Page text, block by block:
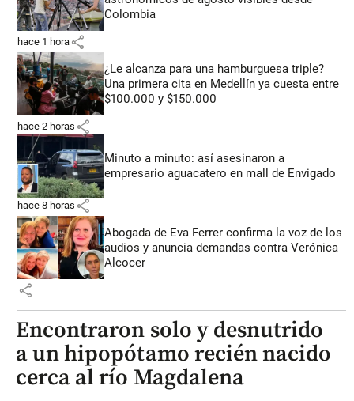
Colombia
hace 1 hora share
¿Le alcanza para una hamburguesa triple?
Una primera cita en Medellín ya cuesta entre
$100.000 y $150.000
hace 2 horas share
Minuto a minuto: así asesinaron a
empresario aguacatero en mall de Envigado
hace 8 horas share
Abogada de Eva Ferrer confirma la voz de los
audios y anuncia demandas contra Verónica
Alcocer
share
Encontraron solo y desnutrido
a un hipopótamo recién nacido
cerca al río Magdalena